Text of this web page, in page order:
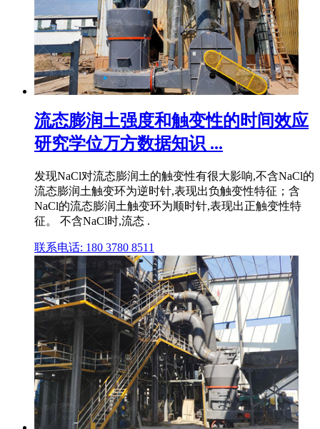
流态膨润土强度和触变性的时间效应
研究学位万方数据知识 ...
发现NaCl对流态膨润土的触变性有很大影响,不含NaCl的
流态膨润土触变环为逆时针,表现出负触变性特征；含
NaCl的流态膨润土触变环为顺时针,表现出正触变性特
征。 不含NaCl时,流态 .
联系电话: 180 3780 8511